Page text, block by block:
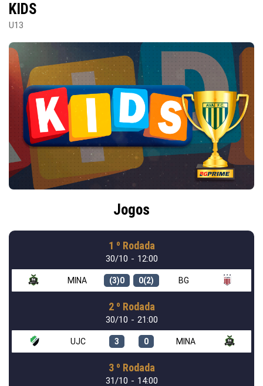
KIDS
U13
Jogos
1 º Rodada
30/10 - 12:00
MINA (3)0 0(2) BG
2 º Rodada
30/10 - 21:00
UJC 3 0 MINA
3 º Rodada
31/10 - 14:00